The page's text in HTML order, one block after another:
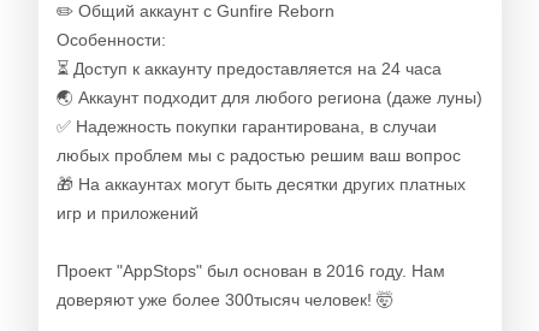
✏️ Общий аккаунт с Gunfire Reborn
Особенности:
⏳ Доступ к аккаунту предоставляется на 24 часа
🌏 Аккаунт подходит для любого региона (даже луны)
✅ Надежность покупки гарантирована, в случаи
любых проблем мы с радостью решим ваш вопрос
🎁 На аккаунтах могут быть десятки других платных
игр и приложений
Проект "AppStops" был основан в 2016 году. Нам
доверяют уже более 300тысяч человек! 🤯